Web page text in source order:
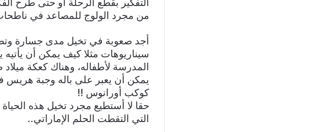
التفكير بقطع الرحلة أو حتى طرح
من مجرد الولوج للمصاعد في
أجد صعوبة في تخيل مدى جسارة
سيناريوهات مثلا كيف يمكن أن يأتيه
المدرسة لأطفاله، وهناك كعكة
يمكن أن يعبر على باله وجبة هريس
كوكب أورانوس !!
حقا لا أستطيع مجرد تخيل هذه
التي التقطت الحلم الإماراتي..